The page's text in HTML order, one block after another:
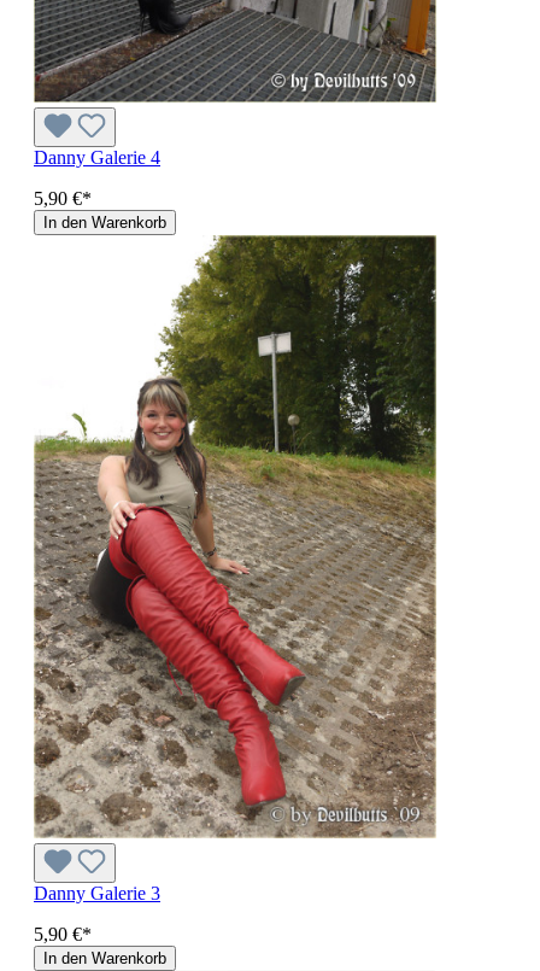
Danny Galerie 4
5,90 €*
In den Warenkorb
Danny Galerie 3
5,90 €*
In den Warenkorb